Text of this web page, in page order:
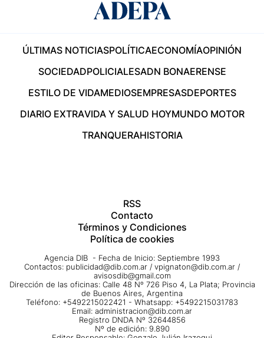
ÚLTIMAS NOTICIASPOLÍTICAECONOMÍAOPINIÓN
SOCIEDADPOLICIALESADN BONAERENSE
ESTILO DE VIDAMEDIOSEMPRESASDEPORTES
DIARIO EXTRAVIDA Y SALUD HOYMUNDO MOTOR
TRANQUERAHISTORIA
RSS
Contacto
Términos y Condiciones
Política de cookies
Agencia DIB - Fecha de Inicio: Septiembre 1993
Contactos: publicidad@dib.com.ar / vpignaton@dib.com.ar /
avisosdib@gmail.com
Dirección de las oficinas: Calle 48 Nº 726 Piso 4, La Plata; Provincia
de Buenos Aires, Argentina
Teléfono: +5492215022421 - Whatsapp: +5492215031783
Email: administracion@dib.com.ar
Registro DNDA Nº 32644856
Nº de edición: 9.890